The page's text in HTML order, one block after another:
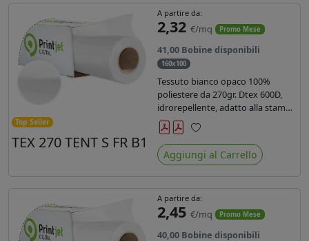
Top Seller
TEX 270 TENT S FR B1
A partire da:
2,32 €/mq Promo Mese
41,00 Bobine disponibili
160x100
Tessuto bianco opaco 100%
poliestere da 270gr. Dtex 600D,
idrorepellente, adatto alla stampa
solvente, ecosolvente, uv, latex (di
terza generazione). Ideale per
tende ,coperture gazebo, prodotti
gonfiabili o cuscini di
Preferiti
Aggiungi al Carrello
A partire da:
2,45 €/mq Promo Mese
40,00 Bobine disponibili